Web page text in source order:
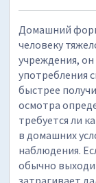
Домашний
человеку
учреждения, он
употребления
быстрее
осмотра
требуется ли
в домашних
наблюдения.
обычно
затрагивает